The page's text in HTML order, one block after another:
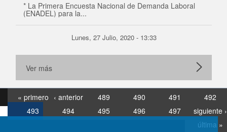
* La Primera Encuesta Nacional de Demanda Laboral
(ENADEL) para la...
Lunes, 27 Julio, 2020 - 13:33
Ver más
« primero ‹ anterior 489 490 491
492
493
494 495 496 497
siguiente ›
última »